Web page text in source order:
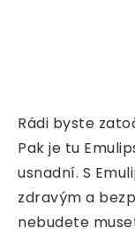
Rádi byste
Pak je tu
usnadní. S
zdravým a
nebudete